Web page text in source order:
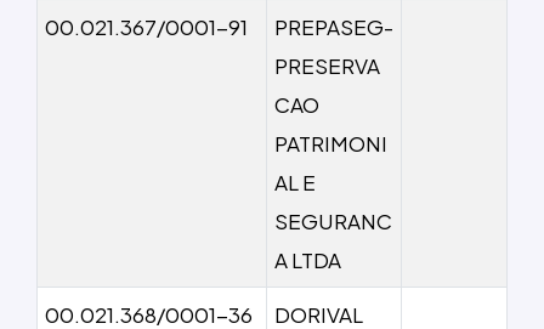
00.021.367/0001-91
PREPASEG-
PRESERVA
CAO
PATRIMONI
AL E
SEGURANC
A LTDA
00.021.368/0001-36
DORIVAL